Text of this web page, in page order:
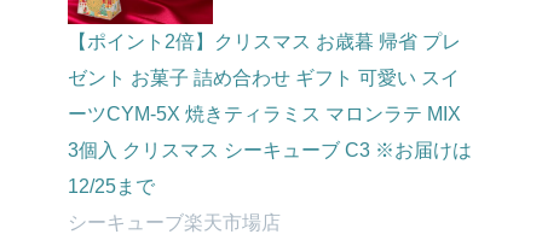
【ポイント2倍】クリスマス お歳暮 帰省 プレ
ゼント お菓子 詰め合わせ ギフト 可愛い スイ
ーツCYM-5X 焼きティラミス マロンラテ MIX
3個入 クリスマス シーキューブ C3 ※お届けは
12/25まで
シーキューブ楽天市場店